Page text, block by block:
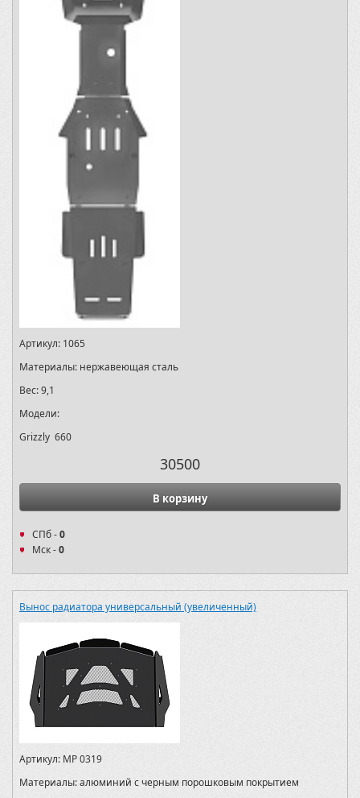
Артикул: 1065
Материалы: нержавеющая сталь
Вес:9,1
Модели:
Grizzly 660
30500
В корзину
СПб -0
Мск -0
Вынос радиатора универсальный (увеличенный)
Артикул: MP 0319
Материалы:алюминий с черным порошковым покрытием